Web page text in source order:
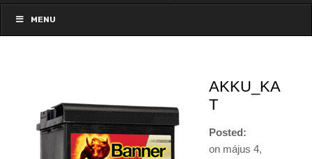
to
contentMENU
AKKU_KA
T
Posted:
on május 4,